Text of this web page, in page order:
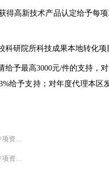
得高新技术产品认定给予每项
科研院所科技成果本地转化
给予最高3000元/件的支持，对
给予支持；对年度代理本区
《广州市天河区产业发展专项资金支持文化创意产业发展实施办法》文件解读
《广州市天河区产业发展专项资金支持天河科技园、天河软件园发展实施办法》文件解读